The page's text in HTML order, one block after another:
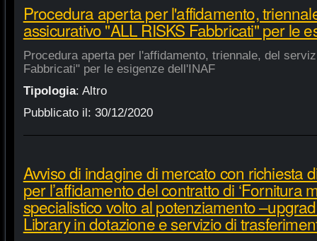
Procedura aperta per l'affidamento,
assicurativo "ALL RISKS Fabbricati" per le
Procedura aperta per l'affidamento, triennale, del
Fabbricati" per le esigenze dell'INAF
Tipologia: Altro
Pubblicato il: 30/12/2020
Avviso di indagine di mercato con richiesta
per l’affidamento del contratto di ‘Fornitura
specialistico volto al potenziamento
Library in dotazione e servizio di